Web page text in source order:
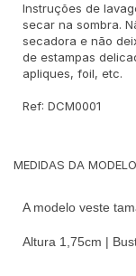
Instruções de
secar na sombra.
secadora e não
de estampas
apliques, foil, etc.
Ref: DCM0001
MEDIDAS DA MODELO
A modelo veste
Altura 1,75cm |